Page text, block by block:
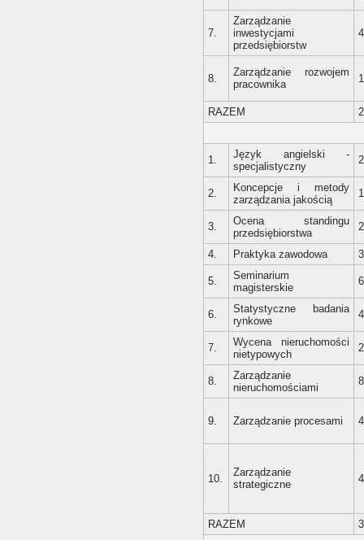
7.
Zarządzanie
inwestycjami
przedsiębiorstw
4
8.
Zarządzanie rozwojem
pracownika
1
RAZEM
1.
Język angielski -
specjalistyczny
2
2.
Koncepcje i metody
zarządzania jakością
1
3.
Ocena standingu
przedsiębiorstwa
2
4. Praktyka zawodowa 3
5.
Seminarium
magisterskie
6
6.
Statystyczne badania
rynkowe
4
7.
Wycena nieruchomości
nietypowych
2
8.
Zarządzanie
nieruchomościami
8
9. Zarządzanie procesami 4
10.
Zarządzanie
strategiczne
4
RAZEM